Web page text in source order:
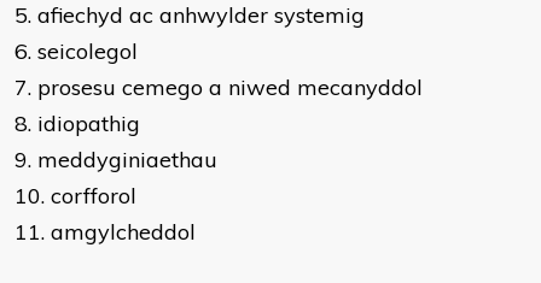
afiechyd ac anhwylder systemig
seicolegol
prosesu cemego a niwed mecanyddol
idiopathig
meddyginiaethau
corfforol
amgylcheddol